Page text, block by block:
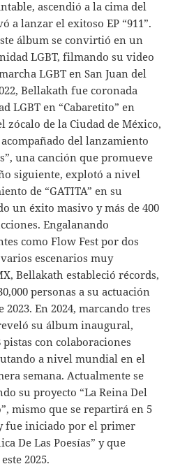
ascendió a la cima del
a lanzar el exitoso EP “911”.
álbum se convirtió en un
LGBT, filmando su video
LGBT en San Juan del
Bellakath fue coronada
LGBT en “Cabaretito” en
zócalo de la Ciudad de México,
del lanzamiento
una canción que promueve
siguiente, explotó a nivel
de “GATITA” en su
un éxito masivo y más de 400
Engalanando
como Flow Fest por dos
escenarios muy
Bellakath estableció récords,
personas a su actuación
En 2024, marcando tres
su álbum inaugural,
con colaboraciones
a nivel mundial en el
semana. Actualmente se
su proyecto “La Reina Del
mismo que se repartirá en 5
fue iniciado por el primer
De Las Poesías” y que
2025.